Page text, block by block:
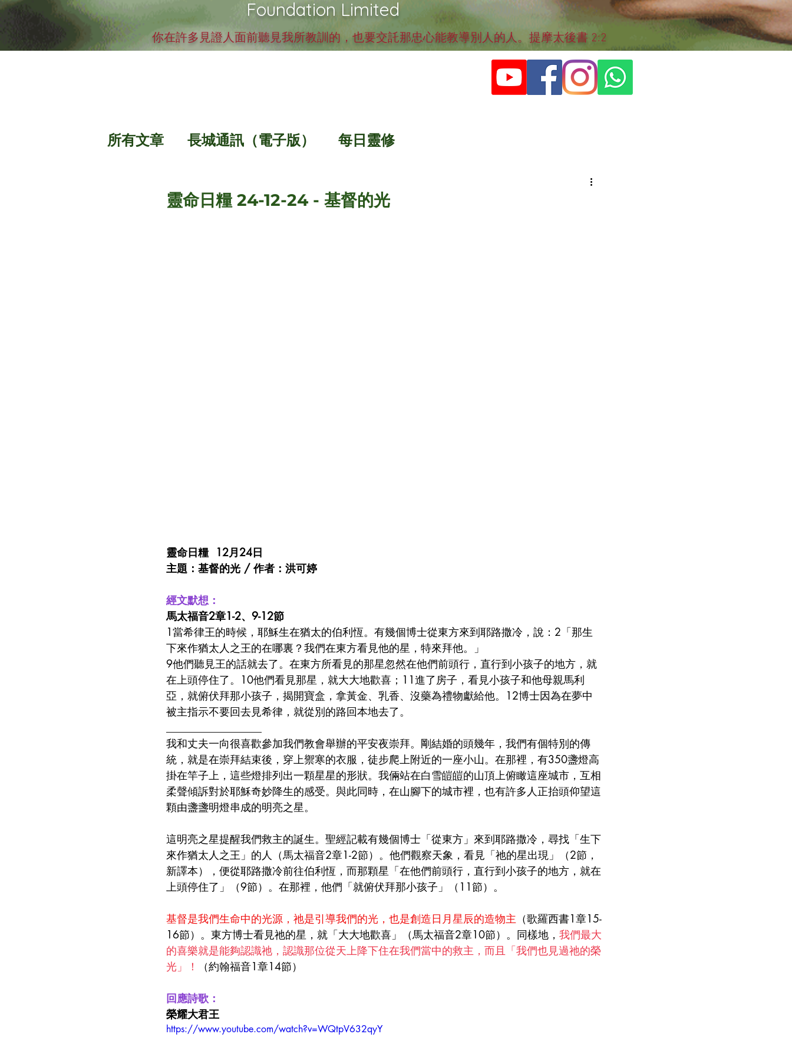
Foundation Limited
你在許多見證人面前聽見我所教訓的，也要交託那忠心能教導別人的人。提摩太後書 2:2
所有文章 長城通訊（電子版） 每日靈修
靈命日糧 24-12-24 - 基督的光
靈命日糧  12月24日
主題：基督的光 / 作者：洪可婷
經文默想：
馬太福音2章1-2、9-12節
1當希律王的時候，耶穌生在猶太的伯利恆。有幾個博士從東方來到耶路撒冷，說：2「那生
下來作猶太人之王的在哪裏？我們在東方看見他的星，特來拜他。」
9他們聽見王的話就去了。在東方所看見的那星忽然在他們前頭行，直行到小孩子的地方，就
在上頭停住了。10他們看見那星，就大大地歡喜；11進了房子，看見小孩子和他母親馬利
亞，就俯伏拜那小孩子，揭開寶盒，拿黃金、乳香、沒藥為禮物獻給他。12博士因為在夢中
被主指示不要回去見希律，就從別的路回本地去了。
我和丈夫一向很喜歡參加我們教會舉辦的平安夜崇拜。剛結婚的頭幾年，我們有個特別的傳
統，就是在崇拜結束後，穿上禦寒的衣服，徒步爬上附近的一座小山。在那裡，有350盞燈高
掛在竿子上，這些燈排列出一顆星星的形狀。我倆站在白雪皚皚的山頂上俯瞰這座城市，互相
柔聲傾訴對於耶穌奇妙降生的感受。與此同時，在山腳下的城市裡，也有許多人正抬頭仰望這
顆由盞盞明燈串成的明亮之星。
這明亮之星提醒我們救主的誕生。聖經記載有幾個博士「從東方」來到耶路撒冷，尋找「生下
來作猶太人之王」的人（馬太福音2章1-2節）。他們觀察天象，看見「祂的星出現」（2節，
新譯本），便從耶路撒冷前往伯利恆，而那顆星「在他們前頭行，直行到小孩子的地方，就在
上頭停住了」（9節）。在那裡，他們「就俯伏拜那小孩子」（11節）。
基督是我們生命中的光源，祂是引導我們的光，也是創造日月星辰的造物主 （歌羅西書1章15-
16節）。東方博士看見祂的星，就「大大地歡喜」（馬太福音2章10節）。同樣地， 我們最大
的喜樂就是能夠認識祂，認識那位從天上降下住在我們當中的救主，而且「我們也見過祂的榮
光」！
（約翰福音1章14節）
回應詩歌：
榮耀大君王
https://www.youtube.com/watch?v=WQtpV632qyY